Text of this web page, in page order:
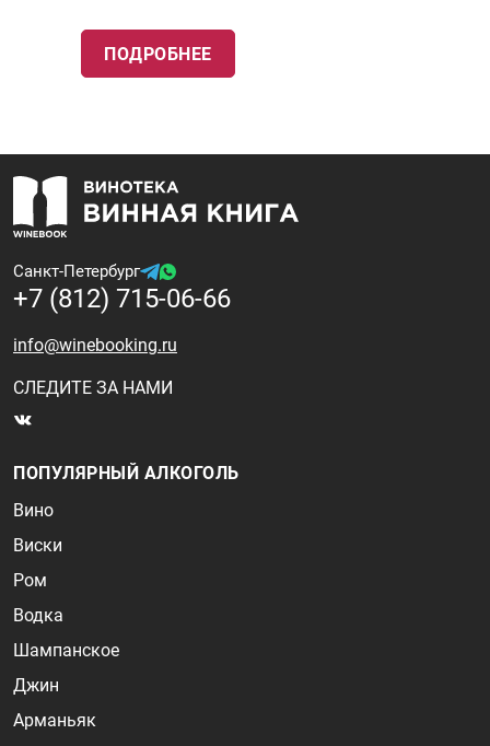
ПОДРОБНЕЕ
Санкт-Петербург
+7 (812) 715-06-66
info@winebooking.ru
СЛЕДИТЕ ЗА НАМИ
ПОПУЛЯРНЫЙ АЛКОГОЛЬ
Вино
Виски
Ром
Водка
Шампанское
Джин
Арманьяк